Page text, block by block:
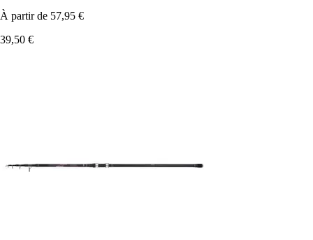
À partir de 57,95 €
39,50 €